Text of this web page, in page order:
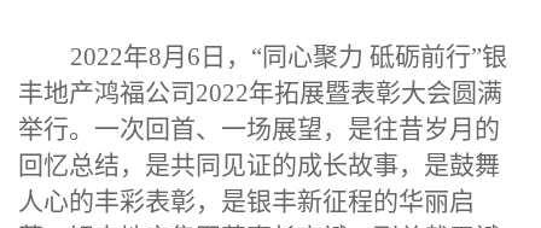
2022年8月 6 日， “同心聚力 砥砺前行”银
丰地产鸿福公司 2022年拓展暨表彰大会圆满
举行。一次回首、一场展望，是往昔岁月的
回忆总结，是共同见证的成长故事，是鼓舞
人心的丰彩表彰，是银丰新征程的华丽启